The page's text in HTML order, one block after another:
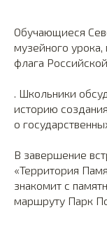
Обучающиеся
музейного
флага
. Школьники
историю
о
В завершение
«Территория
знакомит с
маршруту Парк